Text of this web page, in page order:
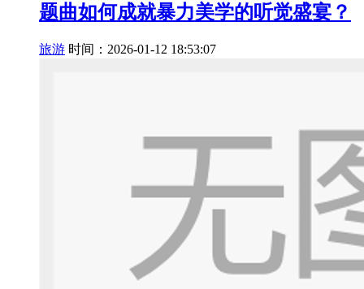
题曲如何成就暴力美学的听觉盛宴？
旅游 时间：2026-01-12 18:53:07